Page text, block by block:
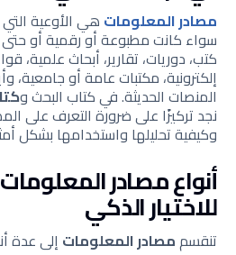
مصادر المعلوماتهي الأوعية التي
سواء كانت مطبوعة أو رقمية أو
كتب، دوريات، تقارير، أبحاث علمية،
إلكترونية، مكتبات عامة أو جامعية،
المنصات الحديثة. في كتاب البحث و
نجد تركيزًا على ضرورة التعرف على
وكيفية تحليلها واستخدامها بشكل
أنواع مصادر
للاختيار الذكي
تنقسممصادر المعلوماتإلى عدة